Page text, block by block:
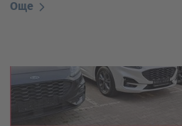
Още